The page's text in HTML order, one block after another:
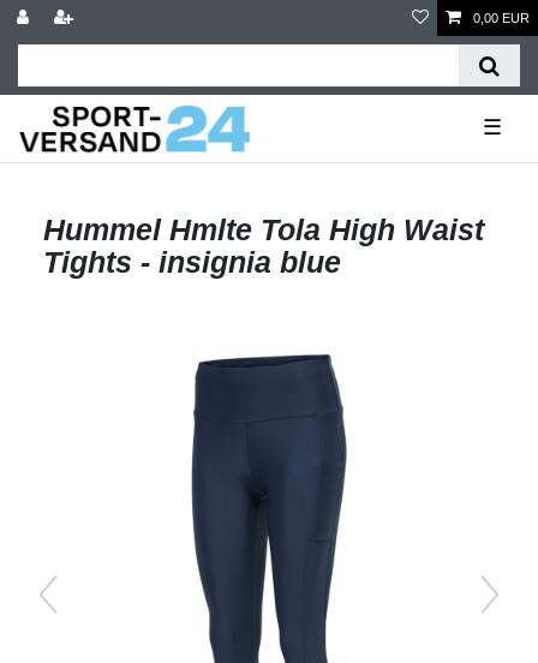
0,00 EUR
☰
Hummel Hmlte Tola High Waist
Tights - insignia blue